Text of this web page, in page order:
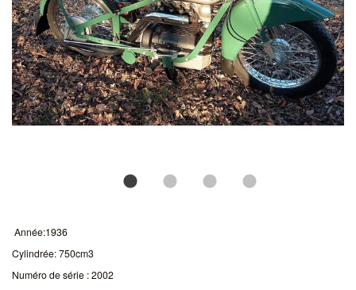
Année:1936
Cylindrée: 750cm3
Numéro de série : 2002